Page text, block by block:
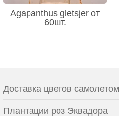
Agapanthus gletsjer от
60шт.
Доставка цветов самолетом
Плантации роз Эквадора